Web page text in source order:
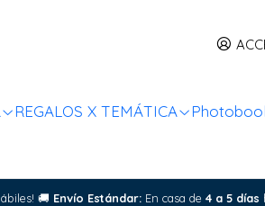
REGALOS X TEMÁTICA
🚚 Envío Estándar: En casa de 4 a 5 días